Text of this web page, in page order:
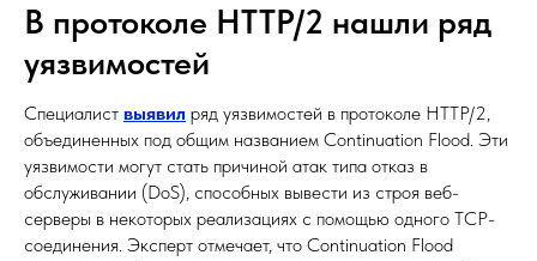
В протоколе HTTP/2 нашли ряд
уязвимостей
Специалист выявил ряд уязвимостей в протоколе HTTP/2,
объединенных под общим названием Continuation Flood. Эти
уязвимости могут стать причиной атак типа отказ в
обслуживании (DoS), способных вывести из строя веб-
серверы в некоторых реализациях с помощью одного TCP-
соединения. Эксперт отмечает, что Continuation Flood